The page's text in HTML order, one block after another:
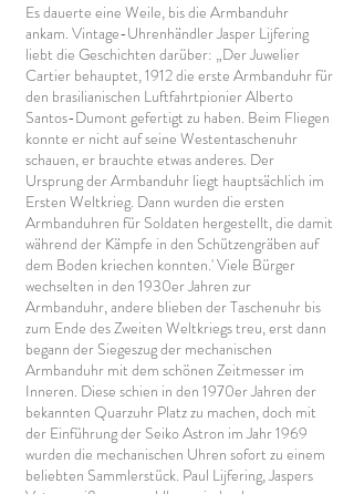
Es dauerte eine Weile, bis die Armbanduhr
ankam. Vintage-Uhrenhändler Jasper Lijfering
liebt die Geschichten darüber: „Der Juwelier
Cartier behauptet, 1912 die erste Armbanduhr für
den brasilianischen Luftfahrtpionier Alberto
Santos-Dumont gefertigt zu haben. Beim Fliegen
konnte er nicht auf seine Westentaschenuhr
schauen, er brauchte etwas anderes. Der
Ursprung der Armbanduhr liegt hauptsächlich im
Ersten Weltkrieg. Dann wurden die ersten
Armbanduhren für Soldaten hergestellt, die damit
während der Kämpfe in den Schützengräben auf
dem Boden kriechen konnten.' Viele Bürger
wechselten in den 1930er Jahren zur
Armbanduhr, andere blieben der Taschenuhr bis
zum Ende des Zweiten Weltkriegs treu, erst dann
begann der Siegeszug der mechanischen
Armbanduhr mit dem schönen Zeitmesser im
Inneren. Diese schien in den 1970er Jahren der
bekannten Quarzuhr Platz zu machen, doch mit
der Einführung der Seiko Astron im Jahr 1969
wurden die mechanischen Uhren sofort zu einem
beliebten Sammlerstück. Paul Lijfering, Jaspers